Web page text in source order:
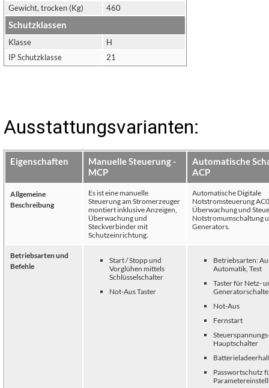
Gewicht, trocken (Kg)
460
Schutzklassen
Klasse
H
IP Schutzklasse
21
Ausstattungsvarianten:
Eigenschaften
Manuelle Steuerung -
MCP
Automatische
ACP
Allgemeine
Beschreibung
Es ist eine manuelle
Steuerung am Stromerzeuger
montiert inklusive Anzeigen,
Überwachung und
Steckverbinder mit
Schutzeinrichtung.
Automatische Digitale
Notstromsteuerung
Überwachung und
Notstromumschaltung
Generators.
Betriebsarten und
Befehle
Start / Stopp und
Vorglühen mittels
Schlüsselschalter
Not-Aus Taster
Betriebsarten:
Automatik, Test
Taster für Netz-
Not-Aus
Fernstart
Hauptschalter
Passwortschutz